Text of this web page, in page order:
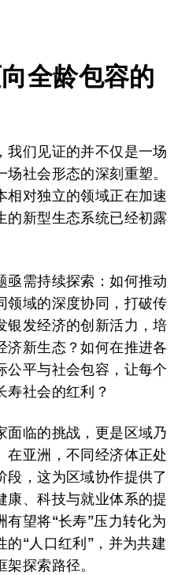
全龄包容的
我们见证的并不仅是一场
社会形态的深刻重塑。
相对独立的领域正在加速
的新型生态系统已经初露
亟需持续探索：如何推动
领域的深度协同，打破传
银发经济的创新活力，培
济新生态？如何在推进各
公平与社会包容，让每个
寿社会的红利？
面临的挑战，更是区域乃
在亚洲，不同经济体正处
段，这为区域协作提供了
康、科技与就业体系的提
望将“长寿”压力转化为
“人口红利”，并为共建
探索路径。